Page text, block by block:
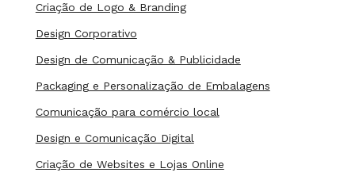
Criação de Logo & Branding
Design Corporativo
Design de Comunicação & Publicidade
Packaging e Personalização de Embalagens
Comunicação para comércio local
Design e Comunicação Digital
Criação de Websites e Lojas Online